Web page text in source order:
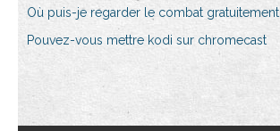
Où puis-je regarder le combat gratuitement
Pouvez-vous mettre kodi sur chromecast